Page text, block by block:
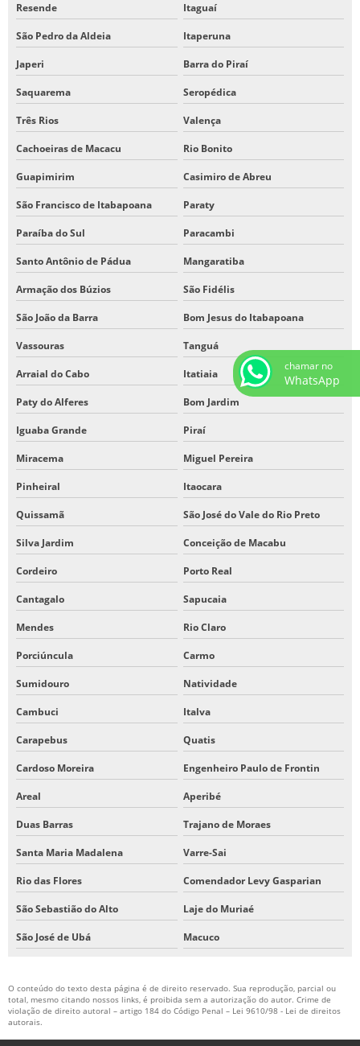
Resende Itaguaí
São Pedro da Aldeia Itaperuna
Japeri Barra do Piraí
Saquarema Seropédica
Três Rios Valença
Cachoeiras de Macacu Rio Bonito
Guapimirim Casimiro de Abreu
São Francisco de Itabapoana Paraty
Paraíba do Sul Paracambi
Santo Antônio de Pádua Mangaratiba
Armação dos Búzios São Fidélis
São João da Barra Bom Jesus do Itabapoana
Vassouras Tanguá
Arraial do Cabo Itatiaia
Paty do Alferes Bom Jardim
Iguaba Grande Piraí
Miracema Miguel Pereira
Pinheiral Itaocara
Quissamã São José do Vale do Rio Preto
Silva Jardim Conceição de Macabu
Cordeiro Porto Real
Cantagalo Sapucaia
Mendes Rio Claro
Porciúncula Carmo
Sumidouro Natividade
Cambuci Italva
Carapebus Quatis
Cardoso Moreira Engenheiro Paulo de Frontin
Areal Aperibé
Duas Barras Trajano de Moraes
Santa Maria Madalena Varre-Sai
Rio das Flores Comendador Levy Gasparian
São Sebastião do Alto Laje do Muriaé
São José de Ubá Macuco
O conteúdo do texto desta página é de direito reservado. Sua reprodução, parcial ou
total, mesmo citando nossos links, é proibida sem a autorização do autor. Crime de
violação de direito autoral – artigo 184 do Código Penal – Lei 9610/98 - Lei de direitos
autorais.
chamar no
WhatsApp